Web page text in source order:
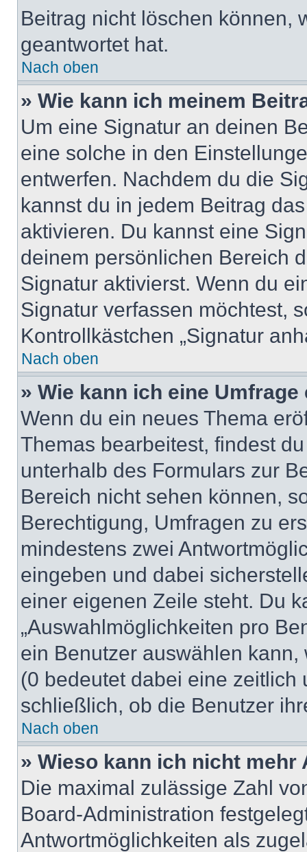
Beitrag nicht löschen können,
geantwortet hat.
Nach oben
» Wie kann ich meinem
Um eine Signatur an deinen
eine solche in den
entwerfen. Nachdem du die
kannst du in jedem Beitrag
aktivieren. Du kannst eine
deinem persönlichen Bereich
Signatur aktivierst. Wenn du
Signatur verfassen möchtest,
Kontrollkästchen „Signatur
Nach oben
» Wie kann ich eine
Wenn du ein neues Thema
Themas bearbeitest, findest
unterhalb des Formulars zur
Bereich nicht sehen können,
Berechtigung, Umfragen zu
mindestens zwei
eingeben und dabei
einer eigenen Zeile steht. Du
„Auswahlmöglichkeiten pro
ein Benutzer auswählen
(0 bedeutet dabei eine
schließlich, ob die Benutzer
Nach oben
» Wieso kann ich nicht
Die maximal zulässige Zahl
Board-Administration
Antwortmöglichkeiten als